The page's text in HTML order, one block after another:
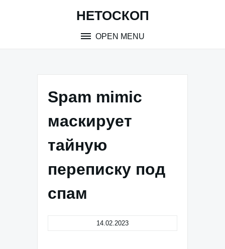
НЕТОСКОП
OPEN MENU
Spam mimic
маскирует
тайную
переписку под
спам
14.02.2023